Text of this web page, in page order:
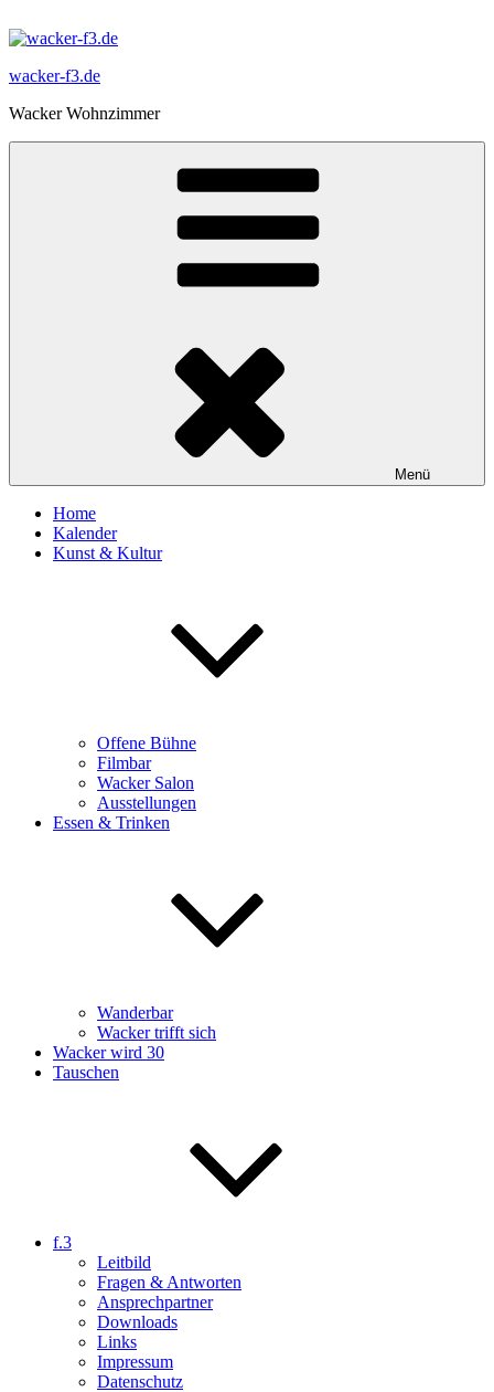
Inhalt
wacker-f3.de
Wacker Wohnzimmer
Menü
Home
Kalender
Kunst & Kultur
Offene Bühne
Filmbar
Wacker Salon
Ausstellungen
Essen & Trinken
Wanderbar
Wacker trifft sich
Wacker wird 30
Tauschen
f.3
Leitbild
Fragen & Antworten
Ansprechpartner
Downloads
Links
Impressum
Datenschutz